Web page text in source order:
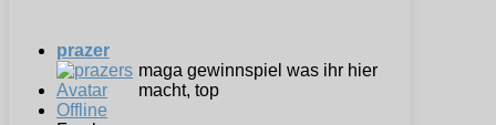
prazer
Offline
maga gewinnspiel was ihr hier
macht, top